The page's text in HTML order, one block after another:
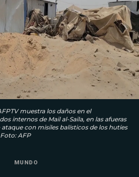
muestra los daños en el
internos de Mail al-Saila, en las afueras
con misiles balísticos de los hutíes
AFP
MUNDO